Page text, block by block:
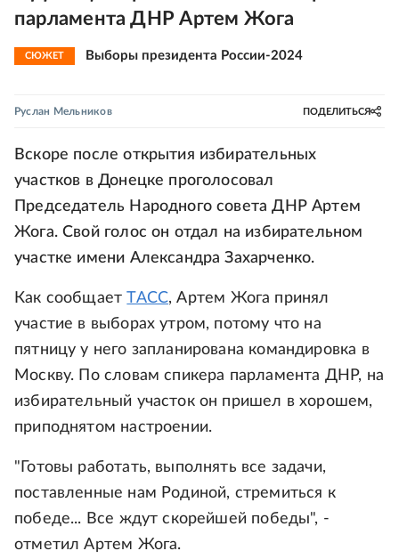
парламента ДНР Артем Жога
СЮЖЕТ Выборы президента России-2024
Руслан Мельников ПОДЕЛИТЬСЯ
Вскоре после открытия избирательных
участков в Донецке проголосовал
Председатель Народного совета ДНР Артем
Жога. Свой голос он отдал на избирательном
участке имени Александра Захарченко.
Как сообщаетТАСС, Артем Жога принял
участие в выборах утром, потому что на
пятницу у него запланирована командировка в
Москву. По словам спикера парламента ДНР, на
избирательный участок он пришел в хорошем,
приподнятом настроении.
"Готовы работать, выполнять все задачи,
поставленные нам Родиной, стремиться к
победе... Все ждут скорейшей победы", -
отметил Артем Жога.